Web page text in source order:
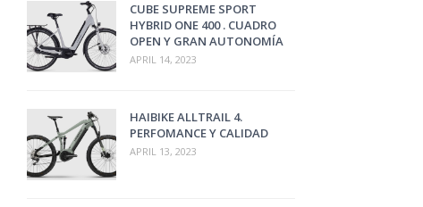
CUBE SUPREME SPORT
HYBRID ONE 400 . CUADRO
OPEN Y GRAN AUTONOMÍA
APRIL 14, 2023
HAIBIKE ALLTRAIL 4.
PERFOMANCE Y CALIDAD
APRIL 13, 2023